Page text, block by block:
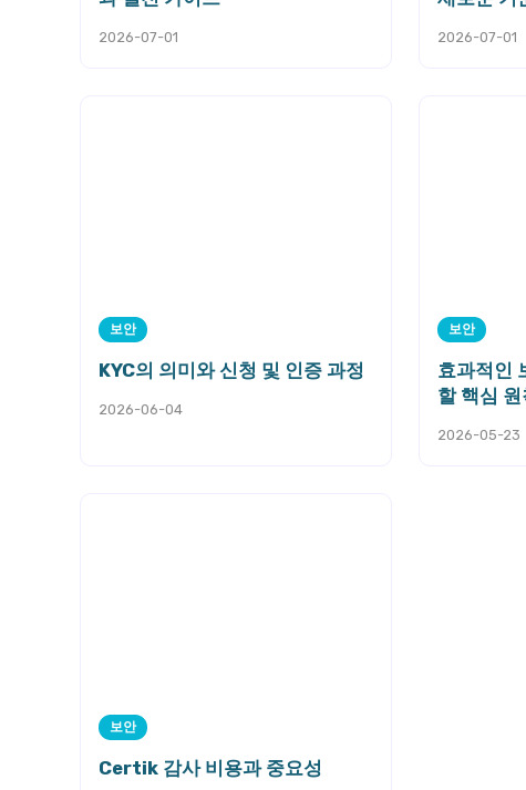
2026-07-01 2026-07-01
보안
KYC의 의미와 신청 및 인증 과정
2026-06-04
보안
효과적인
할 핵심
2026-05-23
보안
Certik 감사 비용과 중요성